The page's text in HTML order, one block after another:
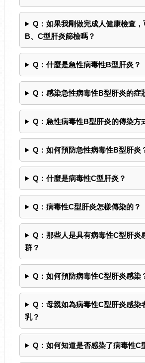
Q：如果我剛做完成人健康檢查
B、C型肝炎篩檢嗎？
Q：什麼是急性病毒性B型肝炎？
Q：感染急性病毒性B型肝炎的症
Q：急性病毒性B型肝炎的傳染方
Q：如何預防急性病毒性B型肝炎
Q：什麼是病毒性C型肝炎？
Q：病毒性C型肝炎怎樣傳染的？
Q：那些人是具有病毒性C型肝炎
群？
Q：如何預防病毒性C型肝炎感染
Q：母親如為病毒性C型肝炎感染
乳？
Q：如何知道是否感染了病毒性C